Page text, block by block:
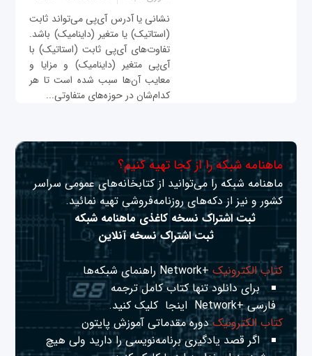
نشانی یا آدرس‌ آی‌پی می‌تواند ثابت
(استاتیک) یا متغیر (داینامیک) باشد.
تفاوت‌های آی‌پی ثابت (استاتیک) با
آی‌پی متغیر (داینامیک) و مزایا و
معایب آن‌ها سبب شده است تا هر
کدام‌شان در حوزه‌های متفاوتی...
ماهنامه شبکه را از کجا تهیه کنیم؟
ماهنامه شبکه را می‌توانید از کتابخانه‌های عمومی سراسر
کشور و نیز از دکه‌های روزنامه‌فروشی تهیه نمائید.
ثبت اشتراک نسخه کاغذی ماهنامه شبکه
ثبت اشتراک نسخه آنلاین
کتاب الکترونیک+Network راهنمای شبکه‌ها
برای دانلود تنها کتاب کامل ترجمه
فارسی +Network
اینجا کلیک کنید.
کتاب الکترونیکدوره مقدماتی آموزش پایتون
اگر قصد یادگیری برنامه‌نویسی را دارید ولی هیچ